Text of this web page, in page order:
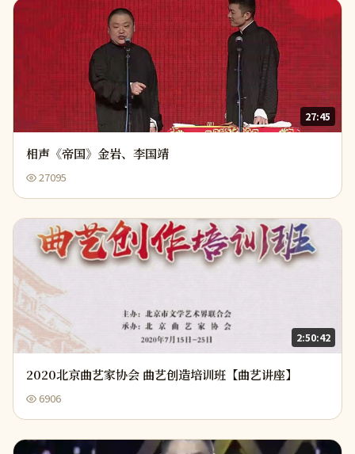
27:45
相声《帝国》金岩、李国靖
27095
2:50:42
2020北京曲艺家协会 曲艺创造培训班【曲艺讲座】
6906